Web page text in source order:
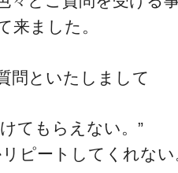
来ました。
問といたしまして
てもらえない。”
ピートしてくれない